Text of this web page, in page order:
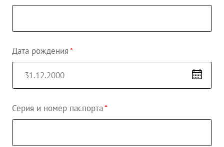
Дата рождения
Серия и номер паспорта